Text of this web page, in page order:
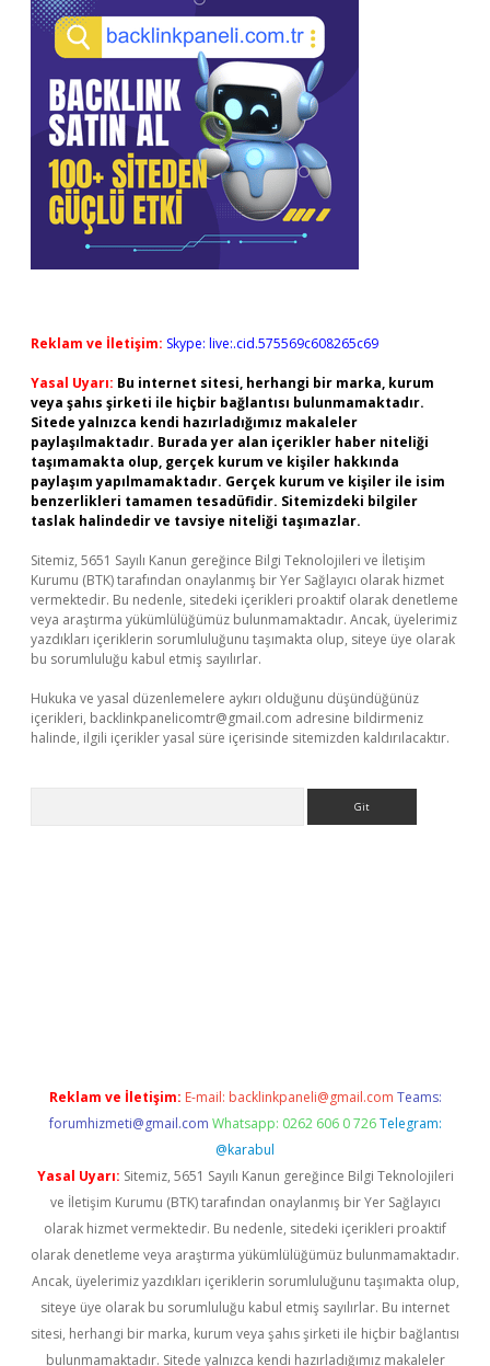
Reklam ve İletişim: Skype: live:.cid.575569c608265c69
Yasal Uyarı: Bu internet sitesi, herhangi bir marka, kurum
veya şahıs şirketi ile hiçbir bağlantısı bulunmamaktadır.
Sitede yalnızca kendi hazırladığımız makaleler
paylaşılmaktadır. Burada yer alan içerikler haber niteliği
taşımamakta olup, gerçek kurum ve kişiler hakkında
paylaşım yapılmamaktadır. Gerçek kurum ve kişiler ile isim
benzerlikleri tamamen tesadüfidir. Sitemizdeki bilgiler
taslak halindedir ve tavsiye niteliği taşımazlar.
Sitemiz, 5651 Sayılı Kanun gereğince Bilgi Teknolojileri ve İletişim
Kurumu (BTK) tarafından onaylanmış bir Yer Sağlayıcı olarak hizmet
vermektedir. Bu nedenle, sitedeki içerikleri proaktif olarak denetleme
veya araştırma yükümlülüğümüz bulunmamaktadır. Ancak, üyelerimiz
yazdıkları içeriklerin sorumluluğunu taşımakta olup, siteye üye olarak
bu sorumluluğu kabul etmiş sayılırlar.
Hukuka ve yasal düzenlemelere aykırı olduğunu düşündüğünüz
içerikleri, backlinkpanelicomtr@gmail.com adresine bildirmeniz
halinde, ilgili içerikler yasal süre içerisinde sitemizden kaldırılacaktır.
Reklam ve İletişim: E-mail: backlinkpaneli@gmail.com Teams:
forumhizmeti@gmail.com Whatsapp: 0262 606 0 726 Telegram:
@karabul
Yasal Uyarı: Sitemiz, 5651 Sayılı Kanun gereğince Bilgi Teknolojileri
ve İletişim Kurumu (BTK) tarafından onaylanmış bir Yer Sağlayıcı
olarak hizmet vermektedir. Bu nedenle, sitedeki içerikleri proaktif
olarak denetleme veya araştırma yükümlülüğümüz bulunmamaktadır.
Ancak, üyelerimiz yazdıkları içeriklerin sorumluluğunu taşımakta olup,
siteye üye olarak bu sorumluluğu kabul etmiş sayılırlar. Bu internet
sitesi, herhangi bir marka, kurum veya şahıs şirketi ile hiçbir bağlantısı
bulunmamaktadır. Sitede yalnızca kendi hazırladığımız makaleler